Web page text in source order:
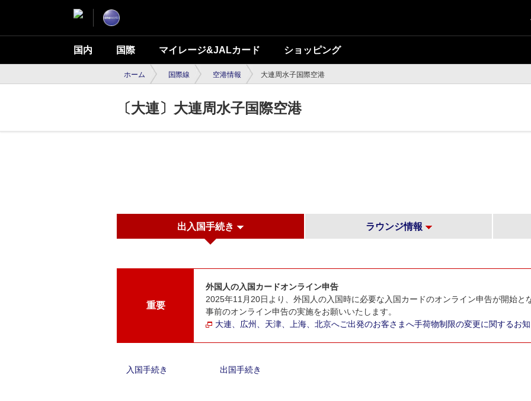
国内 国際 マイレージ&JALカード ショッピング
ホーム 国際線 空港情報 大連周水子国際空港
〔大連〕大連周水子国際空港
出入国手続き ラウンジ情報
重要
外国人の入国カードオンライン申告
2025年11月20日より、外国人の入国時に必要な入国カードのオンライン申告が開始と
事前のオンライン申告の実施をお願いいたします。
大連、広州、天津、上海、北京へご出発のお客さまへ手荷物制限の変更に関するお
入国手続き 出国手続き